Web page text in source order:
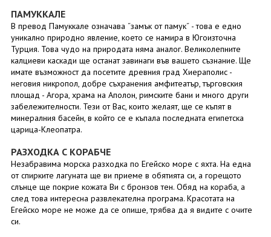
ПАМУККАЛЕ
В превод Памуккале означава ˝замък от памук˝ - това е едно
уникално природно явление, което се намира в Югоизточна
Турция. Това чудо на природата няма аналог. Великолепните
калциеви каскади ще останат завинаги във вашето съзнание. Ще
имате възможност да посетите древния град Хиераполис -
неговия никропол, добре съхранения амфитеатър, търговския
площад - Агора, храма на Аполон, римските бани и много други
забележителности. Тези от Вас, които желаят, ще се къпят в
минералния басейн, в който се е къпала последната египетска
царица-Клеопатра.
РАЗХОДКА С КОРАБЧЕ
Незабравима морска разходка по Егейско море с яхта. На една
от спирките лагуната ще ви приеме в обятията си, а горещото
слънце ще покрие кожата Ви с бронзов тен. Обяд на кораба, а
след това интересна развлекателна програма. Красотата на
Егейско море не може да се опише, трябва да я видите с очите
си.